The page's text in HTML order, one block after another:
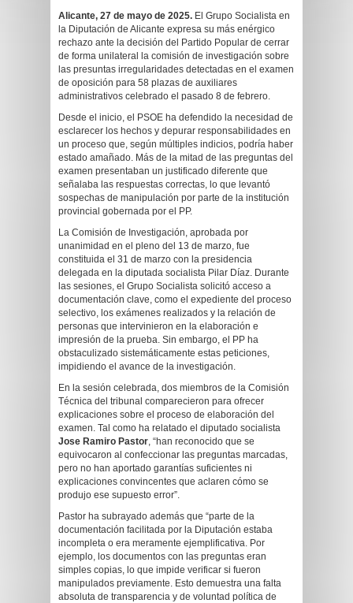
Alicante, 27 de mayo de 2025. El Grupo Socialista en
la Diputación de Alicante expresa su más enérgico
rechazo ante la decisión del Partido Popular de cerrar
de forma unilateral la comisión de investigación sobre
las presuntas irregularidades detectadas en el examen
de oposición para 58 plazas de auxiliares
administrativos celebrado el pasado 8 de febrero.
Desde el inicio, el PSOE ha defendido la necesidad de
esclarecer los hechos y depurar responsabilidades en
un proceso que, según múltiples indicios, podría haber
estado amañado. Más de la mitad de las preguntas del
examen presentaban un justificado diferente que
señalaba las respuestas correctas, lo que levantó
sospechas de manipulación por parte de la institución
provincial gobernada por el PP.
La Comisión de Investigación, aprobada por
unanimidad en el pleno del 13 de marzo, fue
constituida el 31 de marzo con la presidencia
delegada en la diputada socialista Pilar Díaz. Durante
las sesiones, el Grupo Socialista solicitó acceso a
documentación clave, como el expediente del proceso
selectivo, los exámenes realizados y la relación de
personas que intervinieron en la elaboración e
impresión de la prueba. Sin embargo, el PP ha
obstaculizado sistemáticamente estas peticiones,
impidiendo el avance de la investigación.
En la sesión celebrada, dos miembros de la Comisión
Técnica del tribunal comparecieron para ofrecer
explicaciones sobre el proceso de elaboración del
examen. Tal como ha relatado el diputado socialista
Jose Ramiro Pastor, “han reconocido que se
equivocaron al confeccionar las preguntas marcadas,
pero no han aportado garantías suficientes ni
explicaciones convincentes que aclaren cómo se
produjo ese supuesto error”.
Pastor ha subrayado además que “parte de la
documentación facilitada por la Diputación estaba
incompleta o era meramente ejemplificativa. Por
ejemplo, los documentos con las preguntas eran
simples copias, lo que impide verificar si fueron
manipulados previamente. Esto demuestra una falta
absoluta de transparencia y de voluntad política de